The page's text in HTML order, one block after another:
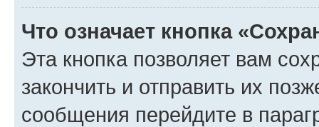
Что означает кнопка
Эта кнопка позволяет вам
закончить и отправить их
сообщения перейдите в